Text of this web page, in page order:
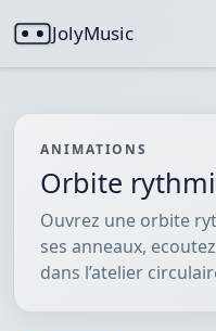
JolyMusic
ANIMATIONS
Orbite
Ouvrez une orbite
ses anneaux,
dans l’atelier